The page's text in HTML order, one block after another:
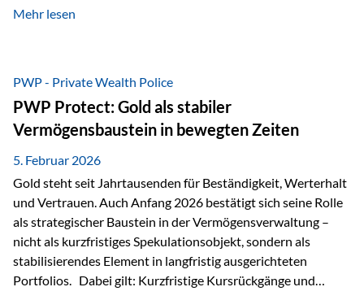
was bekommen – wann – und in welcher Struktur?Und vor
bei größeren Vermögen ist das entscheidend.
Mehr lesen
PWP - Private Wealth Police
PWP Protect: Gold als stabiler
Vermögensbaustein in bewegten Zeiten
5. Februar 2026
Gold steht seit Jahrtausenden für Beständigkeit, Werterhalt
und Vertrauen. Auch Anfang 2026 bestätigt sich seine Rolle
als strategischer Baustein in der Vermögensverwaltung –
nicht als kurzfristiges Spekulationsobjekt, sondern als
stabilisierendes Element in langfristig ausgerichteten
Portfolios. Dabei gilt: Kurzfristige Kursrückgänge und